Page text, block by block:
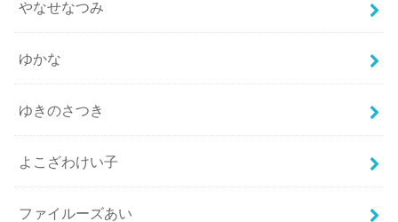
やなせなつみ
ゆかな
ゆきのさつき
よこざわけい子
ファイルーズあい